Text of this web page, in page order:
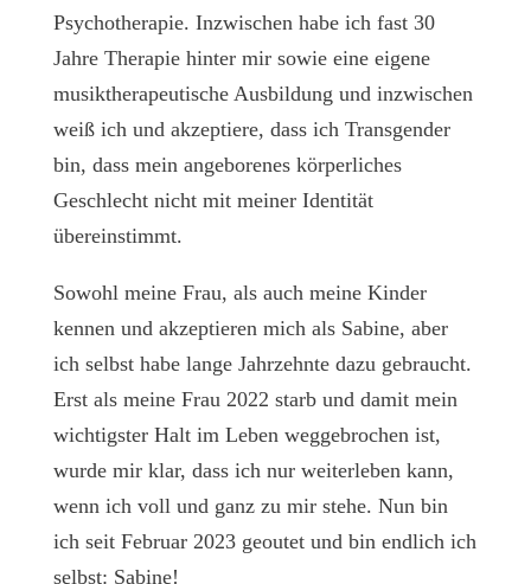
Psychotherapie. Inzwischen habe ich fast 30
Jahre Therapie hinter mir sowie eine eigene
musiktherapeutische Ausbildung und inzwischen
weiß ich und akzeptiere, dass ich Transgender
bin, dass mein angeborenes körperliches
Geschlecht nicht mit meiner Identität
übereinstimmt.
Sowohl meine Frau, als auch meine Kinder
kennen und akzeptieren mich als Sabine, aber
ich selbst habe lange Jahrzehnte dazu gebraucht.
Erst als meine Frau 2022 starb und damit mein
wichtigster Halt im Leben weggebrochen ist,
wurde mir klar, dass ich nur weiterleben kann,
wenn ich voll und ganz zu mir stehe. Nun bin
ich seit Februar 2023 geoutet und bin endlich ich
selbst: Sabine!